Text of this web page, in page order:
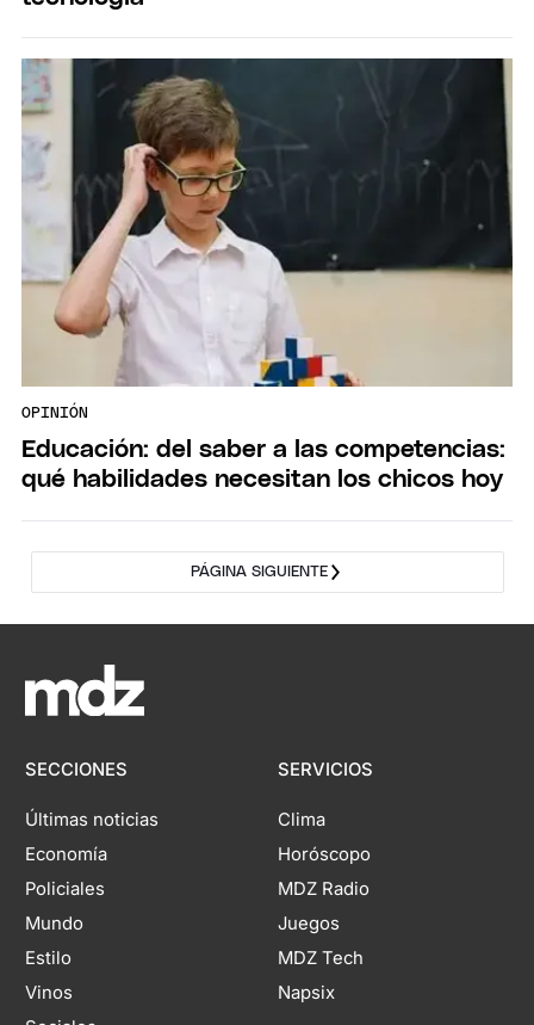
OPINIÓN
Educación: del saber a las competencias:
qué habilidades necesitan los chicos hoy
PÁGINA SIGUIENTE
SECCIONES
Últimas noticias
Economía
Policiales
Mundo
Estilo
Vinos
SERVICIOS
Clima
Horóscopo
MDZ Radio
Juegos
MDZ Tech
Napsix